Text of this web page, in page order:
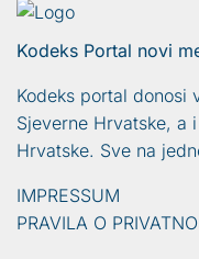
Kodeks Portal novi
Kodeks portal donosi
Sjeverne Hrvatske, a
Hrvatske. Sve na
IMPRESSUM
PRAVILA O